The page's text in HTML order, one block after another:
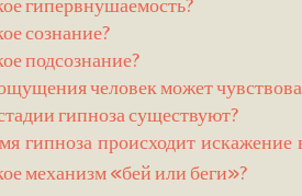
сознание?
подсознание?
человек может
гипноза существуют?
гипноза происходит искажение
механизм «бей или беги»?